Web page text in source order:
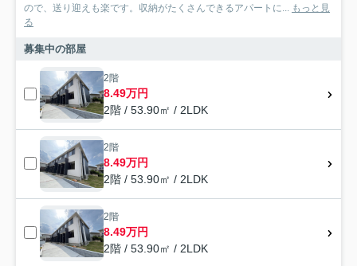
ので、送り迎えも楽です。収納がたくさんできるアパートに...
もっと見
る
募集中の部屋
2階
8.49万円
2階 / 53.90㎡ / 2LDK
2階
8.49万円
2階 / 53.90㎡ / 2LDK
2階
8.49万円
2階 / 53.90㎡ / 2LDK